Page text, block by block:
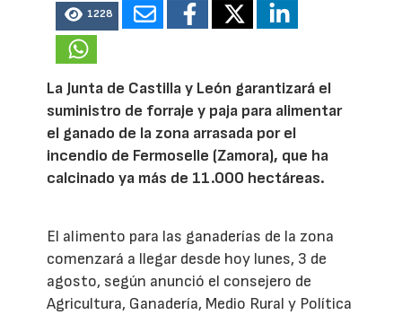
1228
La Junta de Castilla y León garantizará el
suministro de forraje y paja para alimentar
el ganado de la zona arrasada por el
incendio de Fermoselle (Zamora), que ha
calcinado ya más de 11.000 hectáreas.
El alimento para las ganaderías de la zona
comenzará a llegar desde hoy lunes, 3 de
agosto, según anunció el consejero de
Agricultura, Ganadería, Medio Rural y Política